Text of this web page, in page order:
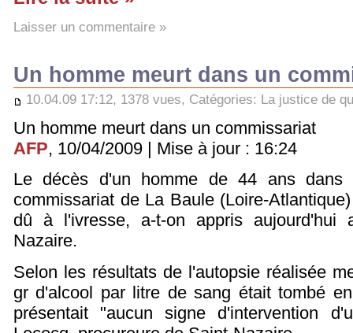
Laisser un commentaire »
Un homme meurt dans un
10.04.09 17:12, 1378 vues, Catégories: La justice de
Un homme meurt dans un commissariat
AFP, 10/04/2009 | Mise à jour : 16:24
Le décès d'un homme de 44 ans
commissariat de La Baule (Loire-
dû à l'ivresse, a-t-on appris aujourd'hui
Nazaire.
Selon les résultats de l'autopsie réalisée
gr d'alcool par litre de sang était tombé
présentait "aucun signe d'intervention